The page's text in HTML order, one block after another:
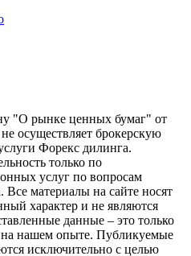
"О рынке ценных бумаг" от
осуществляет брокерскую
Форекс дилинга.
только по
услуг по вопросам
Все материалы на сайте носят
характер и не являются
данные – это только
нашем опыте. Публикуемые
исключительно с целью